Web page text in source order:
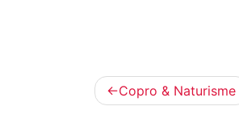
Navigation
Copro & Naturisme